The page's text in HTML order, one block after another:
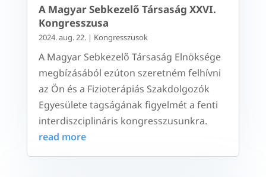
A Magyar Sebkezelő Társaság XXVI.
Kongresszusa
2024. aug. 22.| Kongresszusok
A Magyar Sebkezelő Társaság Elnöksége
megbízásából ezúton szeretném felhívni
az Ön és a Fizioterápiás Szakdolgozók
Egyesülete tagságának figyelmét a fenti
interdiszciplináris kongresszusunkra.
read more